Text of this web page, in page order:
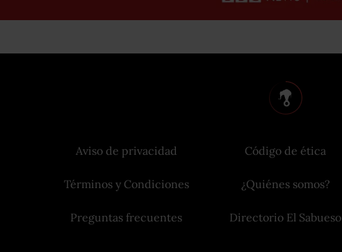
Aviso de privacidad
Términos y Condiciones
Preguntas frecuentes
Código de ética
¿Quiénes somos?
Directorio El Sabueso